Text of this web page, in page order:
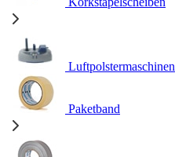
Luftpolstermaschinen
Paketband